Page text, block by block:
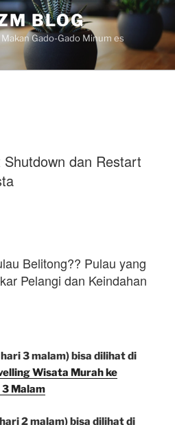
BLOG
Makan Gado-Gado Minum es
dan Restart
Belitong?? Pulau yang
Pelangi dan Keindahan
3 malam) bisa dilihat di
Wisata Murah ke
Malam
2 malam) bisa dilihat di